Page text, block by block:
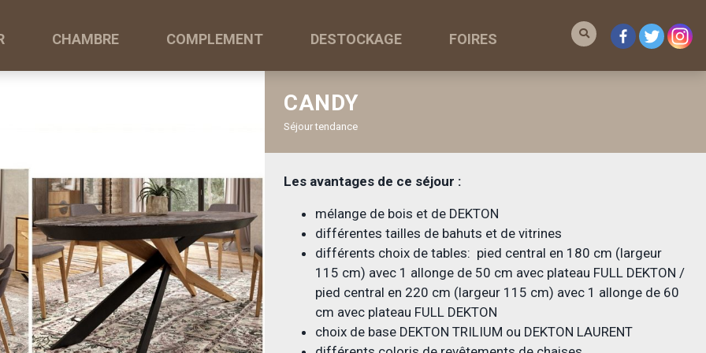
CHAMBRE COMPLEMENT DESTOCKAGE FOIRES
CANDY
Séjour tendance
Les avantages de ce séjour :
mélange de bois et de DEKTON
différentes tailles de bahuts et de vitrines
différents choix de tables: pied central en 180 cm (largeur
115 cm) avec 1 allonge de 50 cm avec plateau FULL DEKTON /
pied central en 220 cm (largeur 115 cm) avec 1 allonge de 60
cm avec plateau FULL DEKTON
choix de base DEKTON TRILIUM ou DEKTON LAURENT